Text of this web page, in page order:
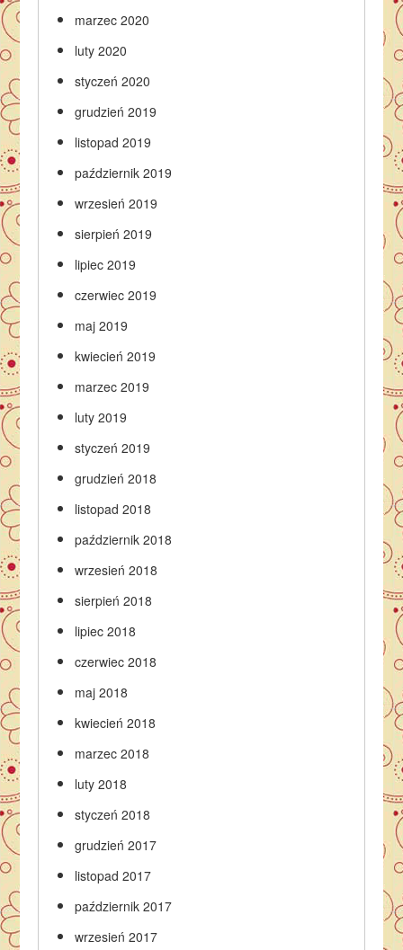
marzec 2020
luty 2020
styczeń 2020
grudzień 2019
listopad 2019
październik 2019
wrzesień 2019
sierpień 2019
lipiec 2019
czerwiec 2019
maj 2019
kwiecień 2019
marzec 2019
luty 2019
styczeń 2019
grudzień 2018
listopad 2018
październik 2018
wrzesień 2018
sierpień 2018
lipiec 2018
czerwiec 2018
maj 2018
kwiecień 2018
marzec 2018
luty 2018
styczeń 2018
grudzień 2017
listopad 2017
październik 2017
wrzesień 2017